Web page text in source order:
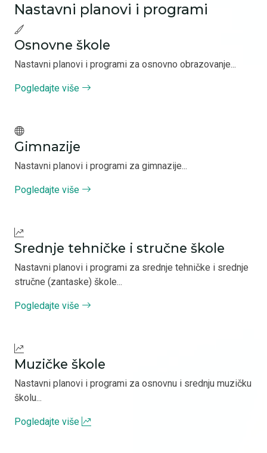
Nastavni planovi i programi
Osnovne škole
Nastavni planovi i programi za osnovno obrazovanje...
Pogledajte više
Gimnazije
Nastavni planovi i programi za gimnazije...
Pogledajte više
Srednje tehničke i stručne škole
Nastavni planovi i programi za srednje tehničke i srednje
stručne (zantaske) škole...
Pogledajte više
Muzičke škole
Nastavni planovi i programi za osnovnu i srednju muzičku
školu...
Pogledajte više